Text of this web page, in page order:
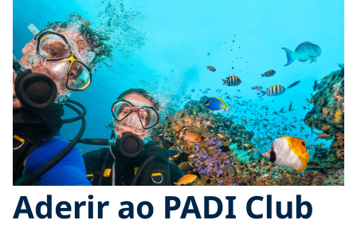
Aderir ao PADI Club